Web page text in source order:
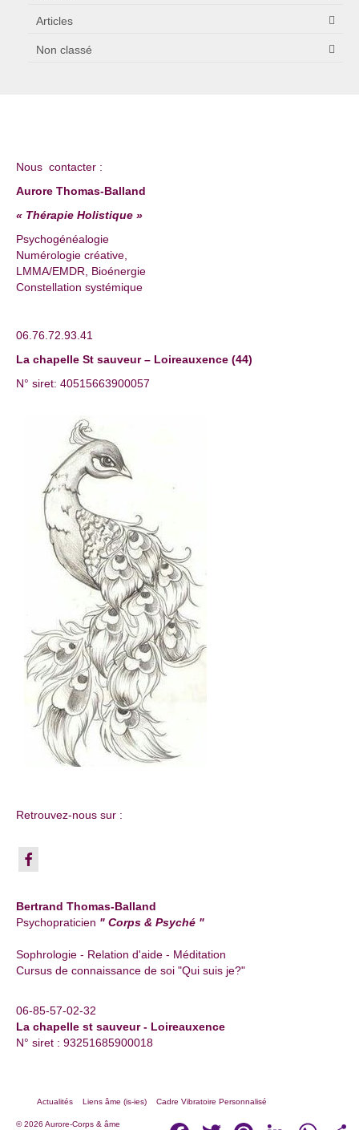
Articles
Non classé
Nous contacter :
Aurore Thomas-Balland
« Thérapie Holistique »
Psychogénéalogie
Numérologie créative,
LMMA/EMDR, Bioénergie
Constellation systémique
06.76.72.93.41
La chapelle St sauveur – Loireauxence (44)
N° siret: 40515663900057
Retrouvez-nous sur :
Bertrand Thomas-Balland
Psychopraticien " Corps & Psyché "
Sophrologie - Relation d'aide - Méditation
Cursus de connaissance de soi "Qui suis je?"
06-85-57-02-32
La chapelle st sauveur - Loireauxence
N° siret : 93251685900018
Actualités Liens âme (is-ies) Cadre Vibratoire Personnalisé
© 2026 Aurore-Corps & âme FacebookTwitter PinterestLinkedIn